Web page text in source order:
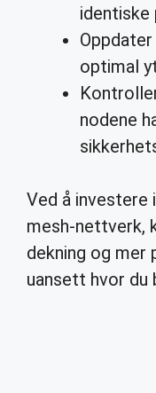
identiske
optimal
nodene
Ved å
mesh-nettverk,
dekning og
uansett hvor du